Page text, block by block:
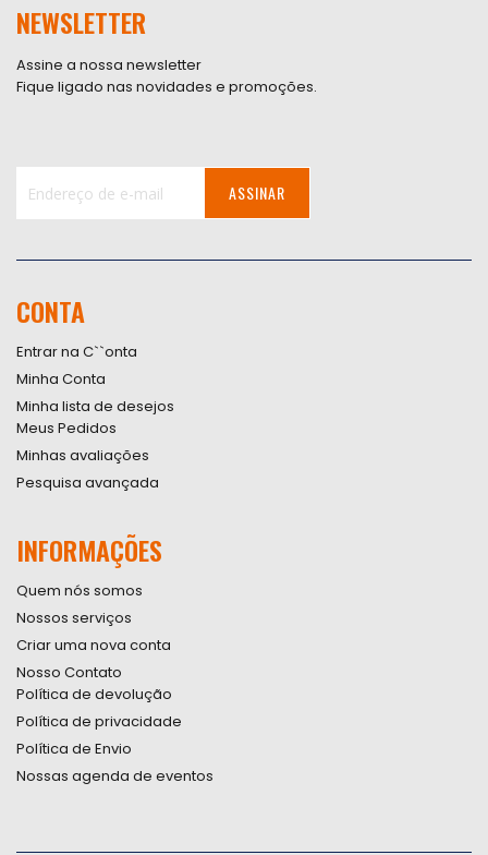
NEWSLETTER
Assine a nossa newsletter
Fique ligado nas novidades e promoções.
Newsletter:
ASSINAR
CONTA
Entrar na C``onta
Minha Conta
Minha lista de desejos
Meus Pedidos
Minhas avaliações
Pesquisa avançada
INFORMAÇÕES
Quem nós somos
Nossos serviços
Criar uma nova conta
Nosso Contato
Política de devolução
Política de privacidade
Política de Envio
Nossas agenda de eventos